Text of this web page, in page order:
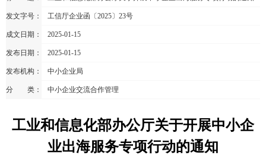
发文字号： 工信厅企业函〔2025〕23号
成文日期： 2025-01-15
发布日期： 2025-01-15
发布机构： 中小企业局
分 类： 中小企业交流合作管理
工业和信息化部办公厅关于开展中小企
业出海服务专项行动的通知